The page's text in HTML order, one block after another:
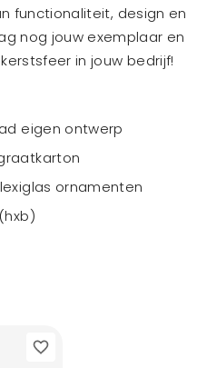
functionaliteit, design en
nog jouw exemplaar en
in jouw bedrijf!
eigen ontwerp
ornamenten